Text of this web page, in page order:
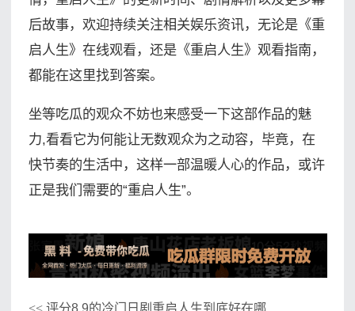
后故事，欢迎持续关注相关娱乐资讯，无论是《重
启人生》在线观看，还是《重启人生》观看指南，
都能在这里找到答案。
坐等吃瓜的观众不妨也来感受一下这部作品的魅
力,看看它为何能让无数观众为之动容，毕竟，在
快节奏的生活中，这样一部温暖人心的作品，或许
正是我们需要的“重启人生”。
<<评分8.9的冷门日剧重启人生到底好在哪